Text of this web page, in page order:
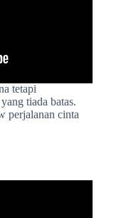
tetapi
tiada batas.
perjalanan cinta